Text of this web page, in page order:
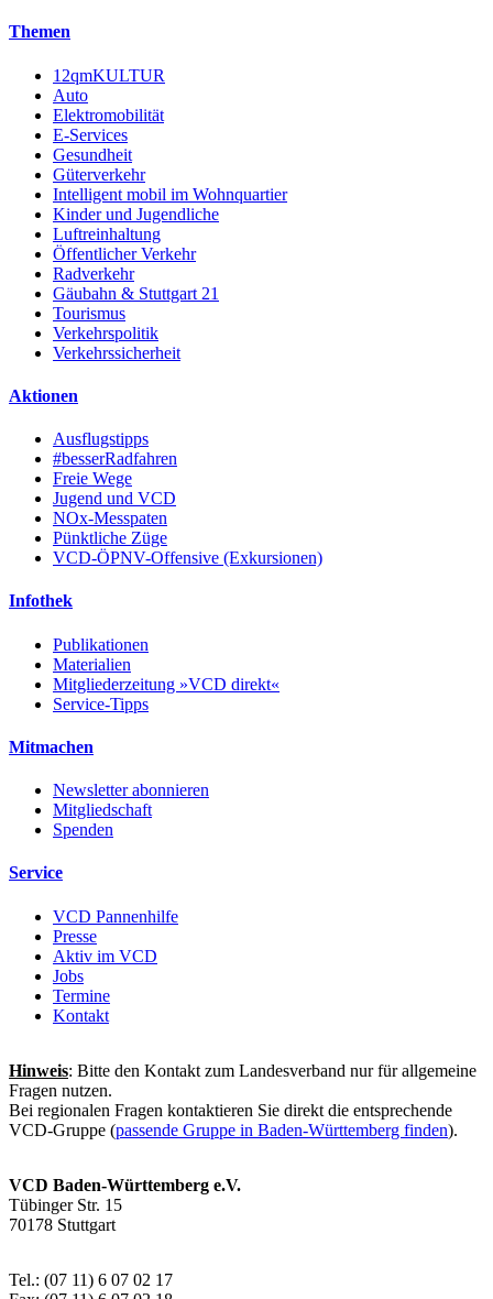
Themen
12qmKULTUR
Auto
Elektromobilität
E-Services
Gesundheit
Güterverkehr
Intelligent mobil im Wohnquartier
Kinder und Jugendliche
Luftreinhaltung
Öffentlicher Verkehr
Radverkehr
Gäubahn & Stuttgart 21
Tourismus
Verkehrspolitik
Verkehrssicherheit
Aktionen
Ausflugstipps
#besserRadfahren
Freie Wege
Jugend und VCD
NOx-Messpaten
Pünktliche Züge
VCD-ÖPNV-Offensive (Exkursionen)
Infothek
Publikationen
Materialien
Mitgliederzeitung »VCD direkt«
Service-Tipps
Mitmachen
Newsletter abonnieren
Mitgliedschaft
Spenden
Service
VCD Pannenhilfe
Presse
Aktiv im VCD
Jobs
Termine
Kontakt
Hinweis: Bitte den Kontakt zum Landesverband nur für allgemeine
Fragen nutzen.
Bei regionalen Fragen kontaktieren Sie direkt die entsprechende
VCD-Gruppe (passende Gruppe in Baden-Württemberg finden).
VCD Baden-Württemberg e.V.
Tübinger Str. 15
70178 Stuttgart
Tel.: (07 11) 6 07 02 17